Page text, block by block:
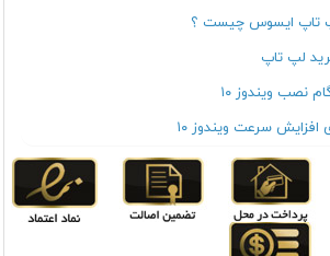
تاپ ایسوس چیست ؟
لپ تاپ
نصب ویندوز ۱۰
سرعت ویندوز ۱۰